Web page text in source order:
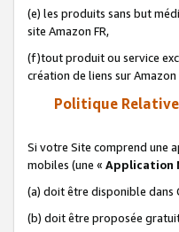
(e) les produits sans but
site Amazon FR,
(f)tout produit ou service
création de liens sur
Politique
Si votre Site comprend une
mobiles (une « Application
(a) doit être disponible dans
(b) doit être proposée